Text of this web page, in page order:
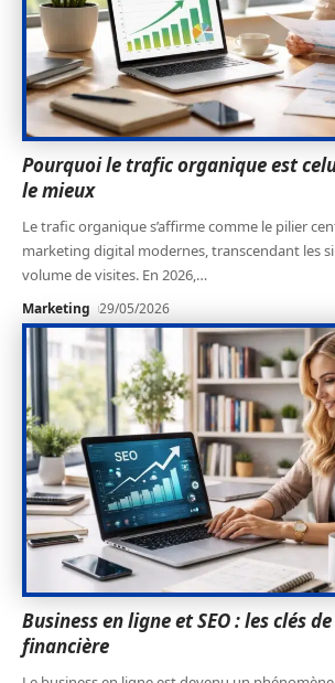
Pourquoi le trafic organique est
le mieux
Le trafic organique s’affirme comme le pilier
marketing digital modernes, transcendant les
volume de visites. En 2026, …
Marketing 29/05/2026
Business en ligne et SEO : les clés
financière